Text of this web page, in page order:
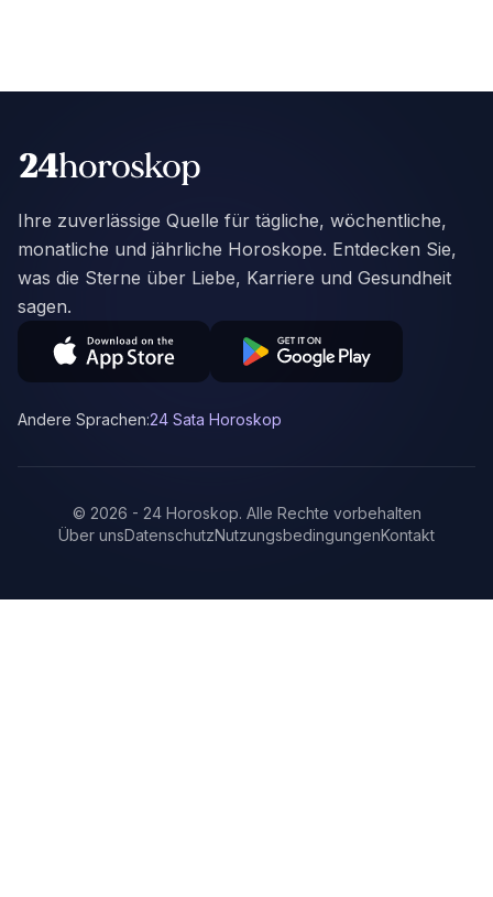
Ihre zuverlässige Quelle für tägliche, wöchentliche,
monatliche und jährliche Horoskope. Entdecken Sie,
was die Sterne über Liebe, Karriere und Gesundheit
sagen.
Andere Sprachen:24 Sata Horoskop
© 2026 - 24 Horoskop. Alle Rechte vorbehalten
Über unsDatenschutzNutzungsbedingungenKontakt